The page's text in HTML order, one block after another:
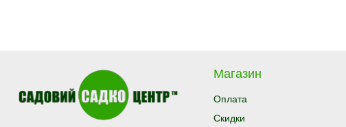
Магазин
Оплата
Скидки